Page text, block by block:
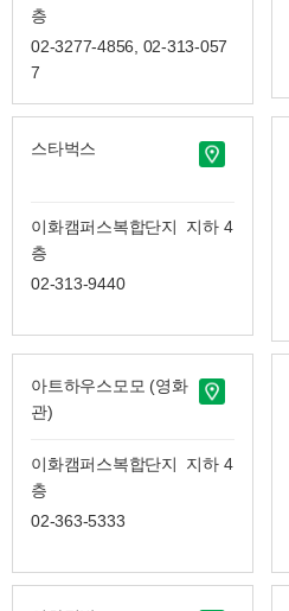
층
02-3277-4856, 02-313-057
7
스타벅스
이화캠퍼스복합단지 지하 4
층
02-313-9440
아트하우스모모 (영화
관)
이화캠퍼스복합단지 지하 4
층
02-363-5333